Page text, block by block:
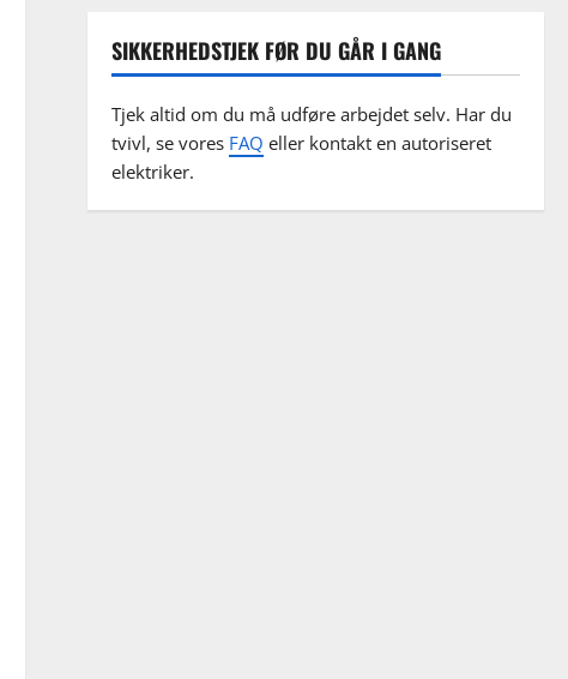
SIKKERHEDSTJEK FØR DU GÅR I GANG
Tjek altid om du må udføre arbejdet selv. Har du
tvivl, se vores FAQ eller kontakt en autoriseret
elektriker.